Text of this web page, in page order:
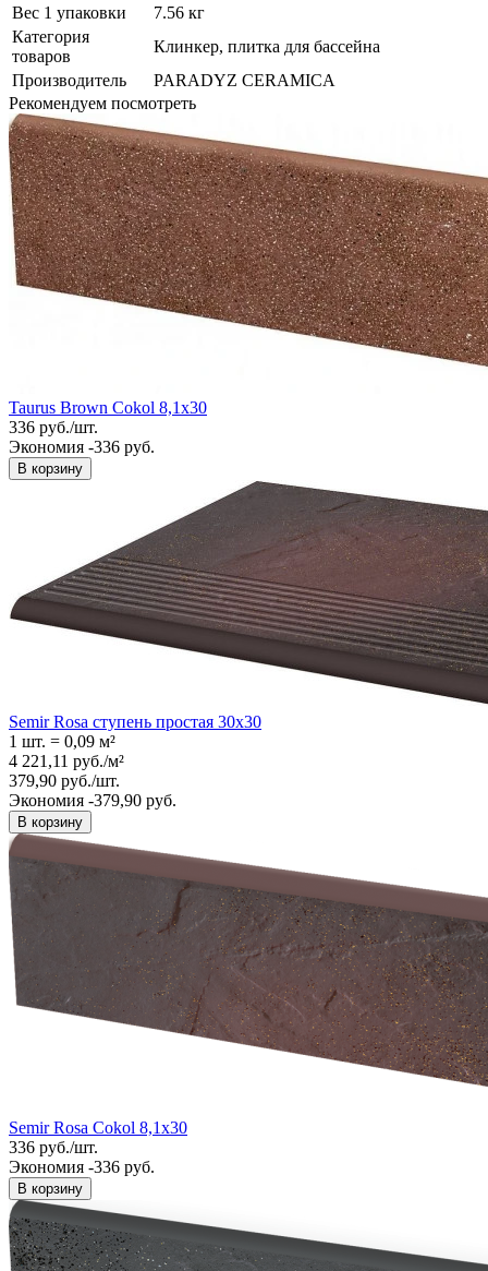
Вес 1 упаковки
7.56 кг
Категория
товаров
Клинкер, плитка для бассейна
Производитель
PARADYZ CERAMICA
Рекомендуем посмотреть
Taurus Brown Cokol 8,1x30
336 руб./шт.
Экономия -336 руб.
В корзину
Semir Rosa ступень простая 30x30
1 шт. = 0,09 м²
4 221,11 руб./м²
379,90 руб./шт.
Экономия -379,90 руб.
В корзину
Semir Rosa Cokol 8,1x30
336 руб./шт.
Экономия -336 руб.
В корзину